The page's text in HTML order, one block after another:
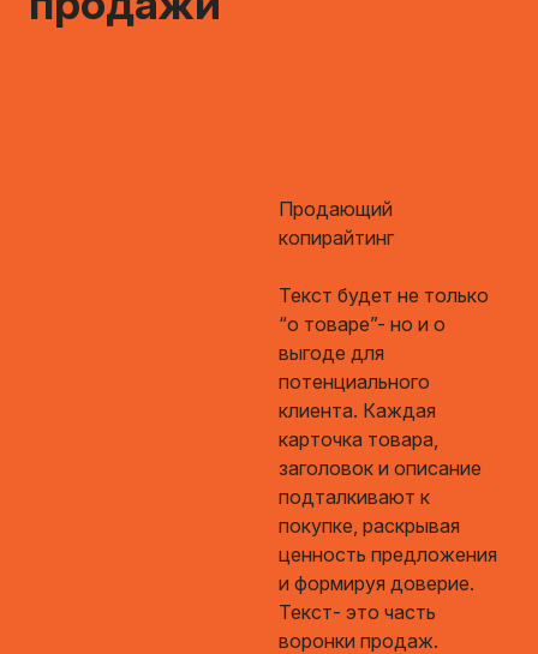
Продающий
копирайтинг
Текст будет не только
“о товаре”- но и о
выгоде для
потенциального
клиента. Каждая
карточка товара,
заголовок и описание
подталкивают к
покупке, раскрывая
ценность предложения
и формируя доверие.
Текст- это часть
воронки продаж.